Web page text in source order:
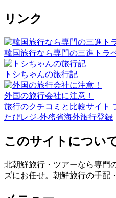
リンク
韓国旅行なら専門の三進トラ
トシちゃんの旅行記
外国の旅行会社に注意！
旅行のクチコミと比較サイト
たびレジ-外務省海外旅行登録
このサイトについ
北朝鮮旅行・ツアーなら専門
ズにお任せ。朝鮮旅行の手配